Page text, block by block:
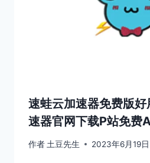
速蛙云加速器免费版
速器官网下载P站免费
作者 土豆先生 2023年6月19日